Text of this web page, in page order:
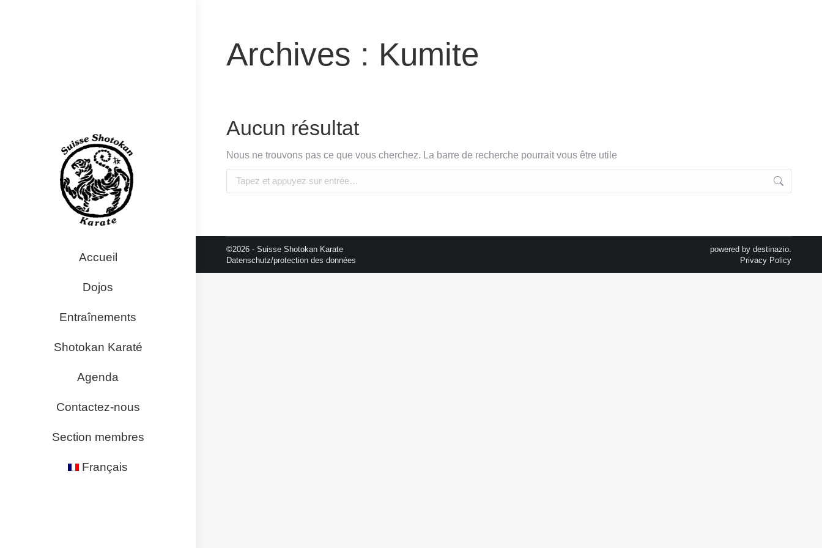
Accueil
Dojos
Entraînements
Shotokan Karaté
Agenda
Contactez-nous
Section membres
Français
Archives : Kumite
Aucun résultat
Nous ne trouvons pas ce que vous cherchez. La barre de recherche pourrait vous être utile
Recherche
:
©2026 - Suisse Shotokan Karate
Datenschutz/protection des données
powered by destinazio.
Privacy Policy